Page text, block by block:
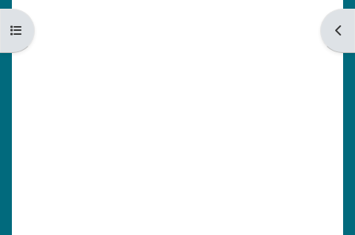
Ouvrir l’index du cours